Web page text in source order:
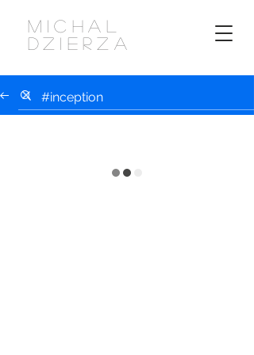
MICHAL
DZIERZA